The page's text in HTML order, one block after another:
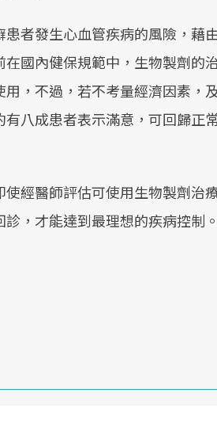
者發生心血管疾病的風險，藉
國內健保規範中，生物製劑的
，不過，若不考量經濟因素，
八成患者表示滿意，可回歸正
經醫師評估可使用生物製劑治
，才能達到最理想的疾病控制。